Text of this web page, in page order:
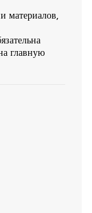
материалов,
главную